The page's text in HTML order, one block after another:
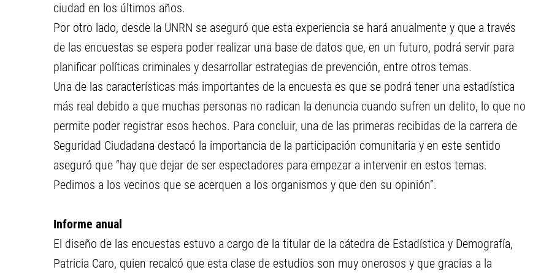
ciudad en los últimos años.
Por otro lado, desde la UNRN se aseguró que esta experiencia se hará anualmente y que a través
de las encuestas se espera poder realizar una base de datos que, en un futuro, podrá servir para
planificar políticas criminales y desarrollar estrategias de prevención, entre otros temas.
Una de las características más importantes de la encuesta es que se podrá tener una estadística
más real debido a que muchas personas no radican la denuncia cuando sufren un delito, lo que no
permite poder registrar esos hechos. Para concluir, una de las primeras recibidas de la carrera de
Seguridad Ciudadana destacó la importancia de la participación comunitaria y en este sentido
aseguró que “hay que dejar de ser espectadores para empezar a intervenir en estos temas.
Pedimos a los vecinos que se acerquen a los organismos y que den su opinión”.
Informe anual
El diseño de las encuestas estuvo a cargo de la titular de la cátedra de Estadística y Demografía,
Patricia Caro, quien recalcó que esta clase de estudios son muy onerosos y que gracias a la